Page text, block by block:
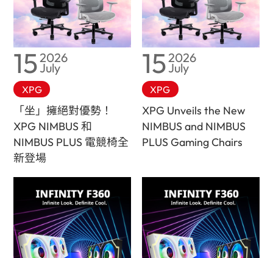
152026
July
XPG
「坐」擁絕對優勢！
XPG NIMBUS 和
NIMBUS PLUS 電競椅全
新登場
152026
July
XPG
XPG Unveils the New
NIMBUS and NIMBUS
PLUS Gaming Chairs